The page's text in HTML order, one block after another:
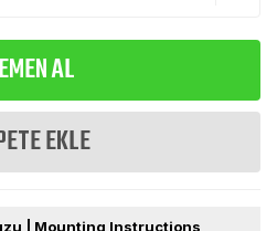
AL
EKLE
| Mounting Instructions